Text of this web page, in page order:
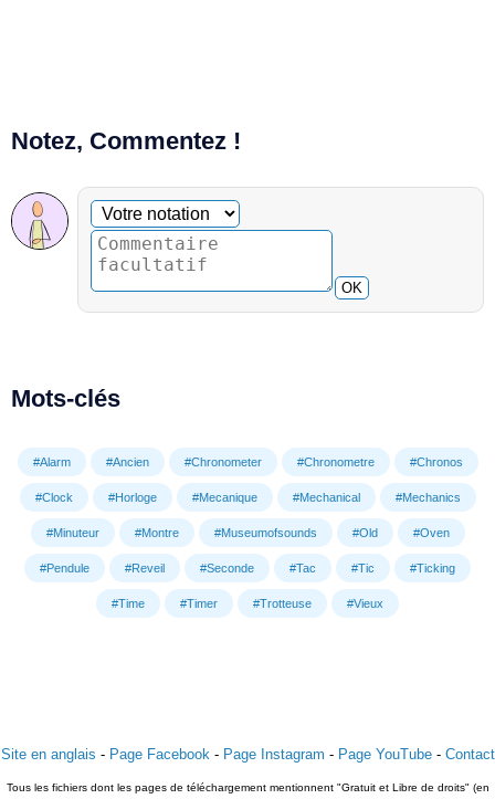
Notez, Commentez !
Commentaire facultatif
Votre notation
OK
Mots-clés
#Alarm #Ancien #Chronometer #Chronometre #Chronos
#Clock #Horloge #Mecanique #Mechanical #Mechanics
#Minuteur #Montre #Museumofsounds #Old #Oven
#Pendule #Reveil #Seconde #Tac #Tic #Ticking
#Time #Timer #Trotteuse #Vieux
Site en anglais - Page Facebook - Page Instagram - Page YouTube- Contact
Tous les fichiers dont les pages de téléchargement mentionnent "Gratuit et Libre de droits" (en